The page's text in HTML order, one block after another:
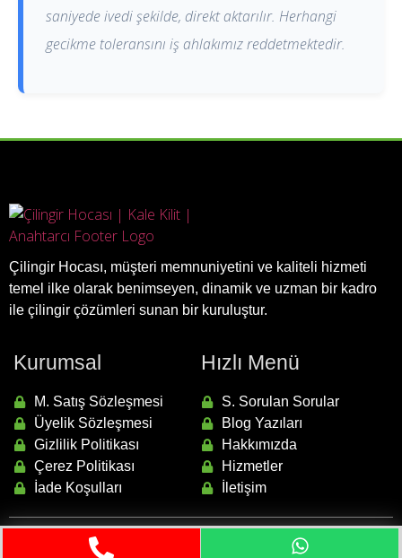
saniyede ivedi şekilde, direkt aktarılır. Herhangi
gecikme toleransını iş ahlakımız reddetmektedir.
Çilingir Hocası, müşteri memnuniyetini ve kaliteli hizmeti
temel ilke olarak benimseyen, dinamik ve uzman bir kadro
ile çilingir çözümleri sunan bir kuruluştur.
Kurumsal
M. Satış Sözleşmesi
Üyelik Sözleşmesi
Gizlilik Politikası
Çerez Politikası
İade Koşulları
Hızlı Menü
S. Sorulan Sorular
Blog Yazıları
Hakkımızda
Hizmetler
İletişim